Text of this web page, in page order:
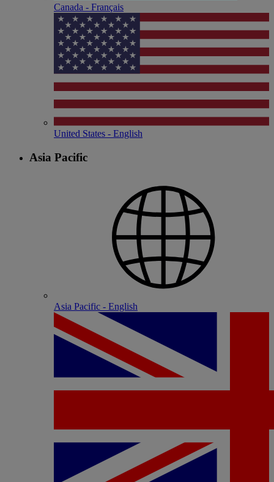
Canada - Français
United States - English
Asia Pacific
Asia Pacific - English